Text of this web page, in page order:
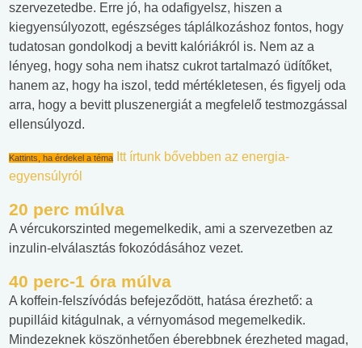
szervezetedbe. Erre jó, ha odafigyelsz, hiszen a
kiegyensúlyozott, egészséges táplálkozáshoz fontos, hogy
tudatosan gondolkodj a bevitt kalóriákról is. Nem az a
lényeg, hogy soha nem ihatsz cukrot tartalmazó üdítőket,
hanem az, hogy ha iszol, tedd mértékletesen, és figyelj oda
arra, hogy a bevitt pluszenergiát a megfelelő testmozgással
ellensúlyozd.
Kattints, ha érdekel a téma
Itt írtunk bővebben az energia-
egyensúlyról
20 perc múlva
A vércukorszinted megemelkedik, ami a szervezetben az
inzulin-elválasztás fokozódásához vezet.
40 perc-1 óra múlva
A koffein-felszívódás befejeződött, hatása érezhető: a
pupilláid kitágulnak, a vérnyomásod megemelkedik.
Mindezeknek köszönhetően éberebbnek érezheted magad,